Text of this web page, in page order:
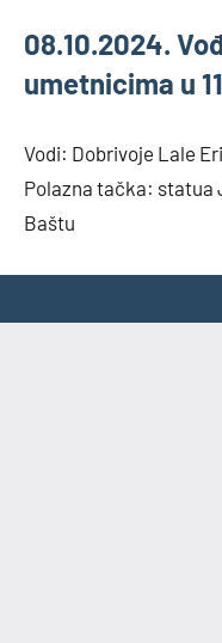
content
08.10.2024.
umetnicima u
Vodi: Dobrivoje Lale
Polazna tačka: statua
Baštu